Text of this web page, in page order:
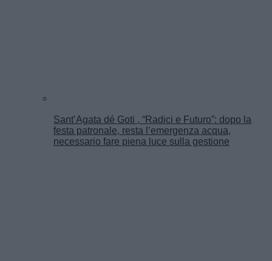
Sant’Agata dé Goti , “Radici e Futuro”: dopo la
festa patronale, resta l’emergenza acqua,
necessario fare piena luce sulla gestione